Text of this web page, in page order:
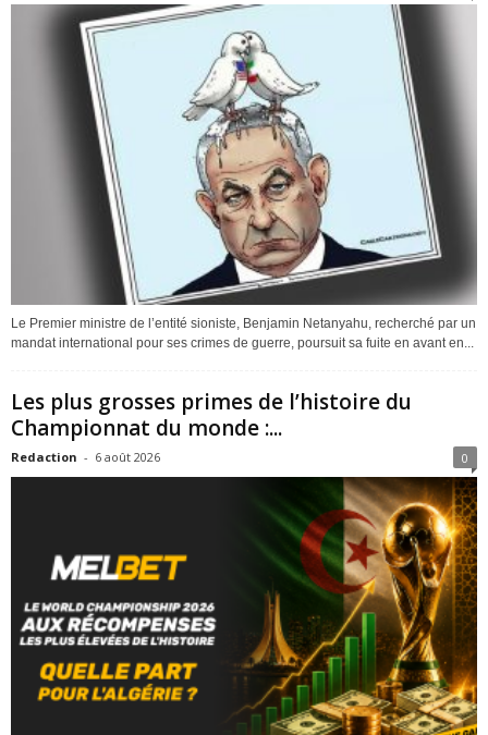
Le Premier ministre de l’entité sioniste, Benjamin Netanyahu, recherché par un
mandat international pour ses crimes de guerre, poursuit sa fuite en avant en...
Les plus grosses primes de l’histoire du
Championnat du monde :...
Redaction - 6 août 2026 0